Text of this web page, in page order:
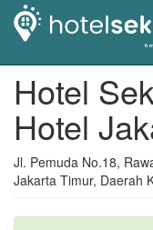
Hotel
Hotel
Jl. Pemuda No.18,
Jakarta Timur, Daerah